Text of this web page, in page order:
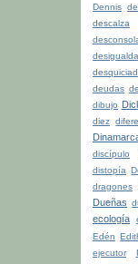
Dennis
descalza
deudas
dibujo
diez
discípulo
distopía
dragones
Dueñas
ecología
Edén
ejecutor